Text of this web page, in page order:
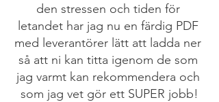
den stressen och tiden för
letandet har jag nu en färdig PDF
med leverantörer lätt att ladda ner
så att ni kan titta igenom de som
jag varmt kan rekommendera och
som jag vet gör ett SUPER jobb!